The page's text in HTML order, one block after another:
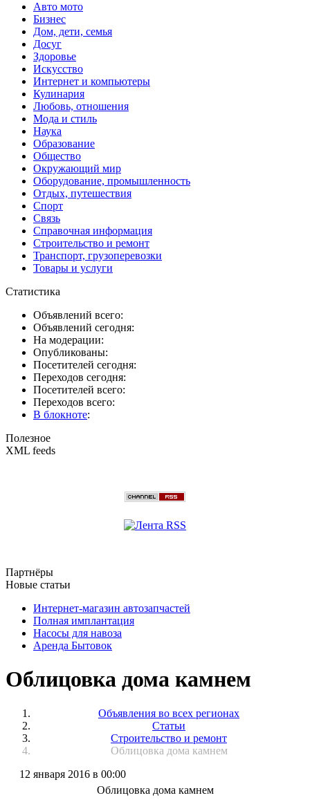
Авто мото
Бизнес
Дом, дети, семья
Досуг
Здоровье
Искусство
Интернет и компьютеры
Кулинария
Любовь, отношения
Мода и стиль
Наука
Образование
Общество
Окружающий мир
Оборудование, промышленность
Отдых, путешествия
Спорт
Связь
Справочная информация
Строительство и ремонт
Транспорт, грузоперевозки
Товары и услуги
Статистика
Объявлений всего:
Объявлений сегодня:
На модерации:
Опубликованы:
Посетителей сегодня:
Переходов сегодня:
Посетителей всего:
Переходов всего:
В блокноте:
Полезное
XML feeds
Партнёры
Новые статьи
Интернет-магазин автозапчастей
Полная имплантация
Насосы для навоза
Аренда Бытовок
Облицовка дома камнем
Объявления во всех регионах
Статьи
Строительство и ремонт
Облицовка дома камнем
12 января 2016 в 00:00
Облицовка дома камнем